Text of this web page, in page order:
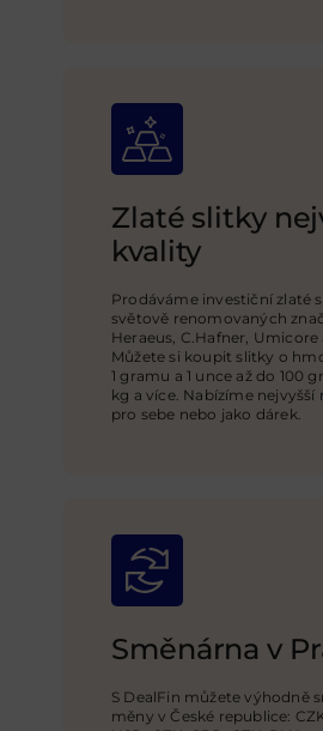
Zlaté slitky
kvality
Prodáváme investiční zlaté
světově renomovaných
Heraeus, C.Hafner, Umicore
Můžete si koupit slitky o
1 gramu a 1 unce až do 100
kg a více. Nabízíme nejvyšší
pro sebe nebo jako dárek.
Směnárna v
S DealFin můžete výhodně
měny v České republice: